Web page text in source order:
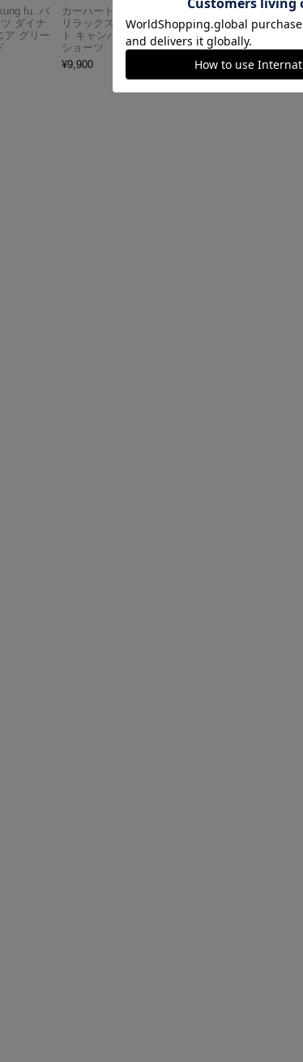
fu. バ
ダイナ
ア グリー
カーハート Carhartt
リラックスドフィッ
ト キャンバスワーク
ショーツ
¥9,900
アメリカンクラシッ
クス AMERICAN CL
ASSICS ムービーT
シャツ フォレストガ
ンプ ロゴ＆ベンチ